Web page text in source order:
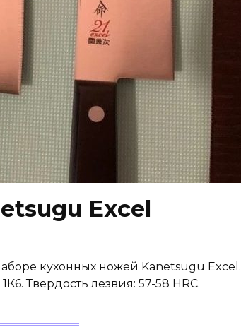
Excel
кухонных ножей Kanetsugu Excel.
Твердость лезвия: 57-58 HRC.